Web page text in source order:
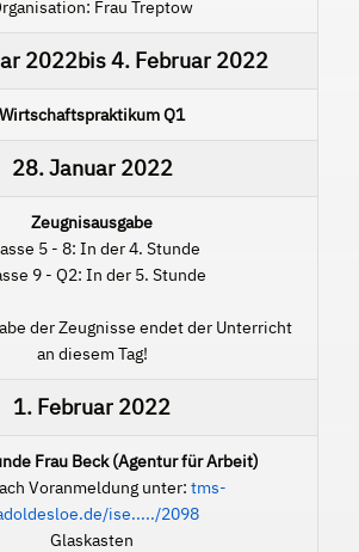
Frau Treptow
2022bis4. Februar 2022
Wirtschaftspraktikum Q1
28. Januar 2022
Zeugnisausgabe
5 - 8: In der 4. Stunde
9 - Q2: In der 5. Stunde
der Zeugnisse endet der Unterricht
an diesem Tag!
1. Februar 2022
Frau Beck (Agentur für Arbeit)
Voranmeldung unter: tms-
ise...../2098
Glaskasten